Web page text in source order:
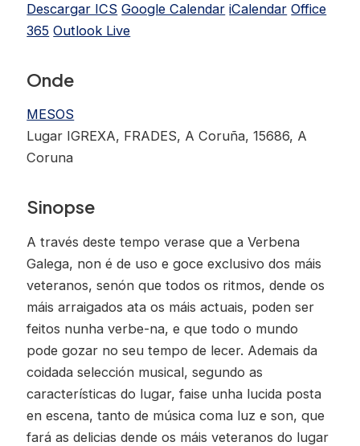
Descargar ICS Google Calendar iCalendar Office
365 Outlook Live
Onde
MESOS
Lugar IGREXA, FRADES, A Coruña, 15686, A
Coruna
Sinopse
A través deste tempo verase que a Verbena
Galega, non é de uso e goce exclusivo dos máis
veteranos, senón que todos os ritmos, dende os
máis arraigados ata os máis actuais, poden ser
feitos nunha verbe-na, e que todo o mundo
pode gozar no seu tempo de lecer. Ademais da
coidada selección musical, segundo as
características do lugar, faise unha lucida posta
en escena, tanto de música coma luz e son, que
fará as delicias dende os máis veteranos do lugar